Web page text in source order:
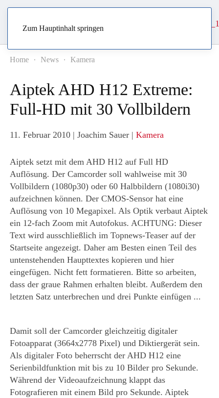
Zum Hauptinhalt springen
Home News Kamera
Aiptek AHD H12 Extreme:
Full-HD mit 30 Vollbildern
11. Februar 2010 | Joachim Sauer | Kamera
Aiptek setzt mit dem AHD H12 auf Full HD
Auflösung. Der Camcorder soll wahlweise mit 30
Vollbildern (1080p30) oder 60 Halbbildern (1080i30)
aufzeichnen können. Der CMOS-Sensor hat eine
Auflösung von 10 Megapixel. Als Optik verbaut Aiptek
ein 12-fach Zoom mit Autofokus. ACHTUNG: Dieser
Text wird ausschließlich im Topnews-Teaser auf der
Startseite angezeigt. Daher am Besten einen Teil des
untenstehenden Haupttextes kopieren und hier
eingefügen. Nicht fett formatieren. Bitte so arbeiten,
dass der graue Rahmen erhalten bleibt. Außerdem den
letzten Satz unterbrechen und drei Punkte einfügen ...
Damit soll der Camcorder gleichzeitig digitaler
Fotoapparat (3664x2778 Pixel) und Diktiergerät sein.
Als digitaler Foto beherrscht der AHD H12 eine
Serienbildfunktion mit bis zu 10 Bilder pro Sekunde.
Während der Videoaufzeichnung klappt das
Fotografieren mit einem Bild pro Sekunde. Aiptek